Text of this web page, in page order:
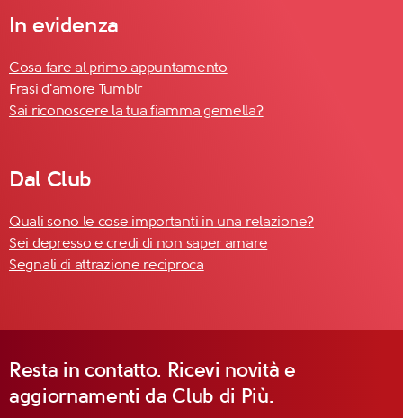
In evidenza
Cosa fare al primo appuntamento
Frasi d'amore Tumblr
Sai riconoscere la tua fiamma gemella?
Dal Club
Quali sono le cose importanti in una relazione?
Sei depresso e credi di non saper amare
Segnali di attrazione reciproca
Resta in contatto. Ricevi novità e
aggiornamenti da Club di Più.